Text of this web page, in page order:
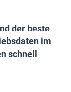
der beste
im
schnell